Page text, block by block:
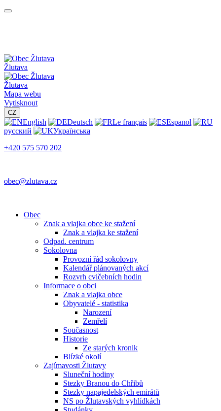
Žlutava
Žlutava
Mapa webu
Vytisknout
CZ
English Deutsch Le français
Espanol
русский
Українська
+420 575 570 202
obec@zlutava.cz
Obec
Znak a vlajka obce ke stažení
Znak a vlajka ke stažení
Odpad. centrum
Sokolovna
Provozní řád sokolovny
Kalendář plánovaných akcí
Rozvrh cvičebních hodin
Informace o obci
Znak a vlajka obce
Obyvatelé - statistika
Narození
Zemřelí
Současnost
Historie
Ze starých kronik
Blízké okolí
Zajímavosti Žlutavy
Sluneční hodiny
Stezky Branou do Chřibů
Stezky napajedelských emirátů
NS po Žlutavských vyhlídkách